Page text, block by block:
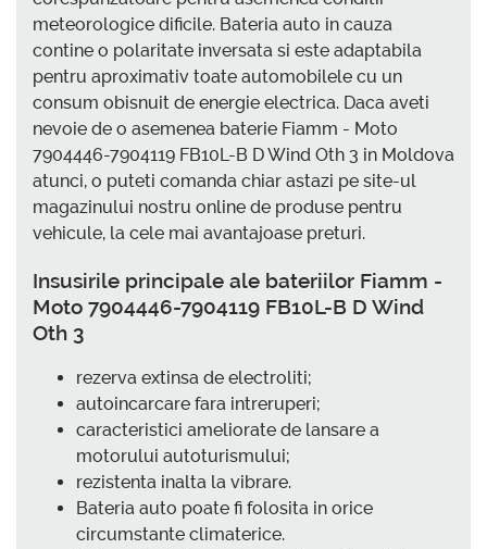
meteorologice dificile. Bateria auto in cauza
contine o polaritate inversata si este adaptabila
pentru aproximativ toate automobilele cu un
consum obisnuit de energie electrica. Daca aveti
nevoie de o asemenea baterie Fiamm - Moto
7904446-7904119 FB10L-B D Wind Oth 3 in Moldova
atunci, o puteti comanda chiar astazi pe site-ul
magazinului nostru online de produse pentru
vehicule, la cele mai avantajoase preturi.
Insusirile principale ale bateriilor Fiamm -
Moto 7904446-7904119 FB10L-B D Wind
Oth 3
rezerva extinsa de electroliti;
autoincarcare fara intreruperi;
caracteristici ameliorate de lansare a
motorului autoturismului;
rezistenta inalta la vibrare.
Bateria auto poate fi folosita in orice
circumstante climaterice.